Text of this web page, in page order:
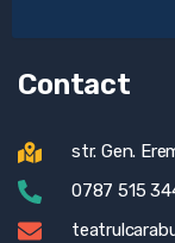
Contact
str. Gen.
0787 515